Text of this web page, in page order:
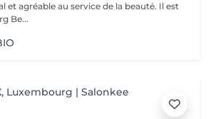
et agréable au service de la beauté. Il est
Be...